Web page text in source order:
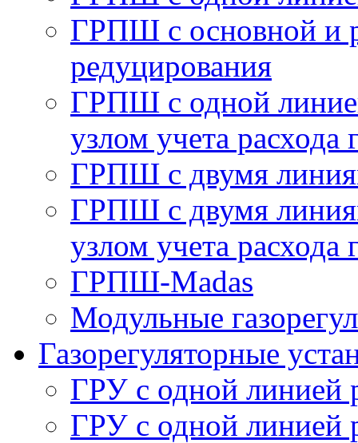
ГРПШ с основной и
редуцирования
ГРПШ с одной
узлом учета расхода
ГРПШ с двумя
ГРПШ с двумя
узлом учета расхода
ГРПШ-Madas
Модульные
Газорегуляторные
ГРУ с одной линией
ГРУ с одной линией